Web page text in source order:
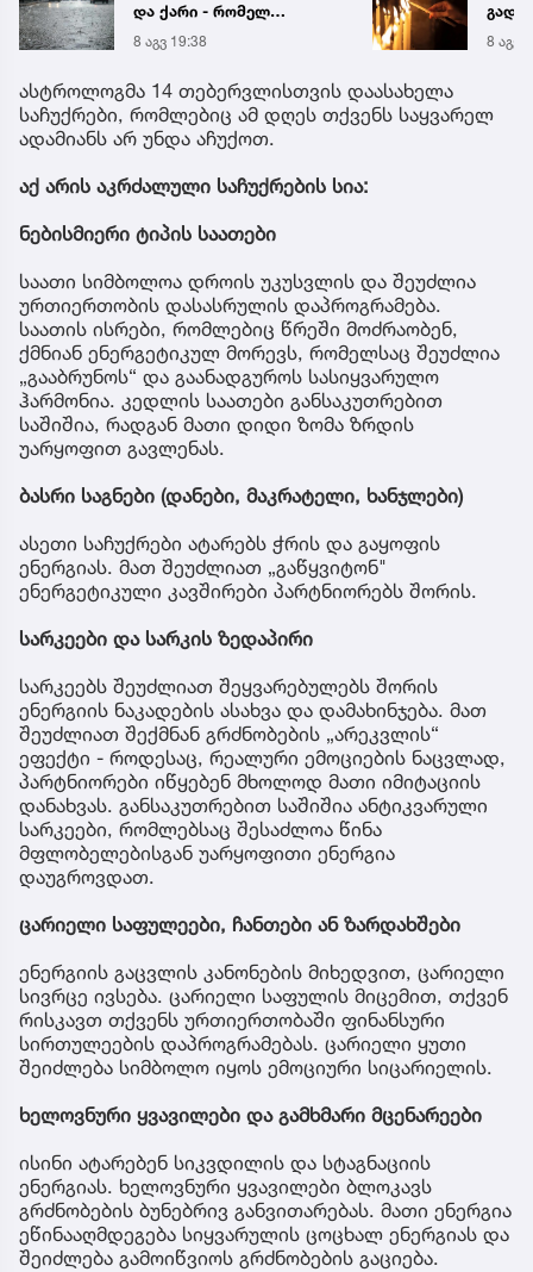
და ქარი - რომელ
რეგიონს ემუქრება
წყალმოვარდნებისა და
მეწყრის საფრთხე
8 აგვ 19:38 8 აგვ
ასტროლოგმა 14 თებერვლისთვის დაასახელა
საჩუქრები, რომლებიც ამ დღეს თქვენს საყვარელ
ადამიანს არ უნდა აჩუქოთ.
აქ არის აკრძალული საჩუქრების სია:
ნებისმიერი ტიპის საათები
საათი სიმბოლოა დროის უკუსვლის და შეუძლია
ურთიერთობის დასასრულის დაპროგრამება.
საათის ისრები, რომლებიც წრეში მოძრაობენ,
ქმნიან ენერგეტიკულ მორევს, რომელსაც შეუძლია
„გააბრუნოს“ და გაანადგუროს სასიყვარულო
ჰარმონია. კედლის საათები განსაკუთრებით
საშიშია, რადგან მათი დიდი ზომა ზრდის
უარყოფით გავლენას.
ბასრი საგნები (დანები, მაკრატელი, ხანჯლები)
ასეთი საჩუქრები ატარებს ჭრის და გაყოფის
ენერგიას. მათ შეუძლიათ „გაწყვიტონ"
ენერგეტიკული კავშირები პარტნიორებს შორის.
სარკეები და სარკის ზედაპირი
სარკეებს შეუძლიათ შეყვარებულებს შორის
ენერგიის ნაკადების ასახვა და დამახინჯება. მათ
შეუძლიათ შექმნან გრძნობების „არეკვლის“
ეფექტი - როდესაც, რეალური ემოციების ნაცვლად,
პარტნიორები იწყებენ მხოლოდ მათი იმიტაციის
დანახვას. განსაკუთრებით საშიშია ანტიკვარული
სარკეები, რომლებსაც შესაძლოა წინა
მფლობელებისგან უარყოფითი ენერგია
დაუგროვდათ.
ცარიელი საფულეები, ჩანთები ან ზარდახშები
ენერგიის გაცვლის კანონების მიხედვით, ცარიელი
სივრცე ივსება. ცარიელი საფულის მიცემით, თქვენ
რისკავთ თქვენს ურთიერთობაში ფინანსური
სირთულეების დაპროგრამებას. ცარიელი ყუთი
შეიძლება სიმბოლო იყოს ემოციური სიცარიელის.
ხელოვნური ყვავილები და გამხმარი მცენარეები
ისინი ატარებენ სიკვდილის და სტაგნაციის
ენერგიას. ხელოვნური ყვავილები ბლოკავს
გრძნობების ბუნებრივ განვითარებას. მათი ენერგია
ეწინააღმდეგება სიყვარულის ცოცხალ ენერგიას და
შეიძლება გამოიწვიოს გრძნობების გაციება.